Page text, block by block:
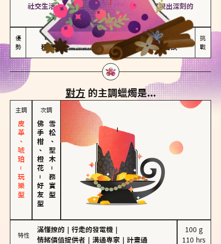
社交生活十分敏感、容易吃醋。在關係中展現出深刻的
投入和激情，但也可能讓人感到窒息。
優
勢
能建立緊密關係
積極維繫關係熱度
嫉妒心較強
可能出現控制欲
挑
戰
對方 的主調蠟燭是...
主調
皮革、琥珀－玩樂型
次調
佛手柑、橙花
－
好友型
雪松、聖木
－
務實型
特性
滿懂撩的 行走的發電機
情緒價值提供者
溝通專家 計畫通
100 g
110 hrs